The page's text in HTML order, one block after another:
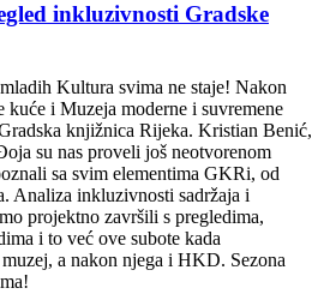
inkluzivnosti Gradske
Kultura svima ne staje! Nakon
i Muzeja moderne i suvremene
knjižnica Rijeka. Kristian Benić,
su nas proveli još neotvorenom
sa svim elementima GKRi, od
Analiza inkluzivnosti sadržaja i
projektno završili s pregledima,
i to već ove subote kada
a nakon njega i HKD. Sezona